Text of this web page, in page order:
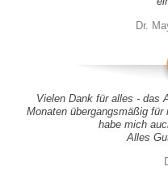
Dr.
Vielen Dank für alles - das
Monaten übergangsmäßig
habe mich
Alles